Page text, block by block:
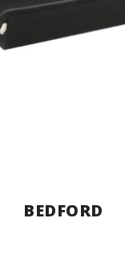
BEDFORD